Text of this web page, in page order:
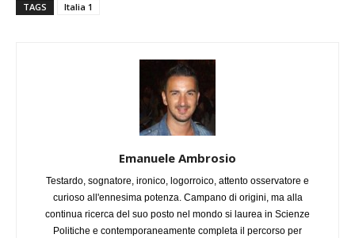
TAGS Italia 1
Emanuele Ambrosio
Testardo, sognatore, ironico, logorroico, attento osservatore e
curioso all'ennesima potenza. Campano di origini, ma alla
continua ricerca del suo posto nel mondo si laurea in Scienze
Politiche e contemporaneamente completa il percorso per